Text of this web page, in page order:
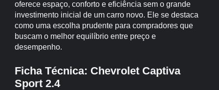
oferece espaço, conforto e eficiência sem o grande
investimento inicial de um carro novo. Ele se destaca
como uma escolha prudente para compradores que
buscam o melhor equilíbrio entre preço e
desempenho.
Ficha Técnica: Chevrolet Captiva
Sport 2.4